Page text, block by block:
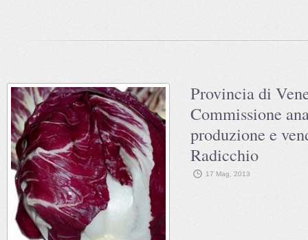
Provincia di
Commissione
produzione e
Radicchio
17 Mag, 2013